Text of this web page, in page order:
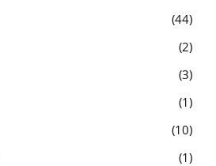
44
2
3
1
10
1